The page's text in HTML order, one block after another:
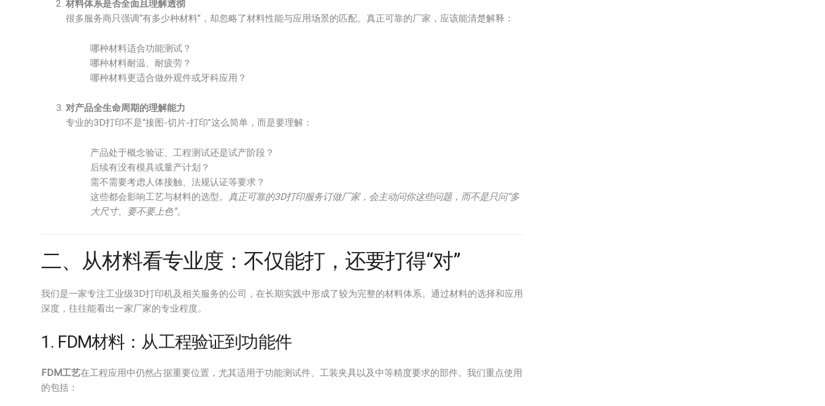
材料体系是否全面且理解透彻
很多服务商只强调“有多少种材料”，却忽略了材料性能与应用场景的匹配。真正可靠的厂家，应该能清楚解释：
哪种材料适合功能测试？
哪种材料耐温、耐疲劳？
哪种材料更适合做外观件或牙科应用？
对产品全生命周期的理解能力
专业的3D打印不是“接图-切片-打印”这么简单，而是要理解：
产品处于概念验证、工程测试还是试产阶段？
后续有没有模具或量产计划？
需不需要考虑人体接触、法规认证等要求？
这些都会影响工艺与材料的选型。 真正可靠的3D打印服务订做厂家，会主动问你这些问题，而不是只问“多
大尺寸、要不要上色”。
二、从材料看专业度：不仅能打，还要打得“对”
我们是一家专注工业级3D打印机及相关服务的公司，在长期实践中形成了较为完整的材料体系。通过材料的选择和应用
深度，往往能看出一家厂家的专业程度。
1. FDM材料：从工程验证到功能件
FDM工艺在工程应用中仍然占据重要位置，尤其适用于功能测试件、工装夹具以及中等精度要求的部件。我们重点使用
的包括：